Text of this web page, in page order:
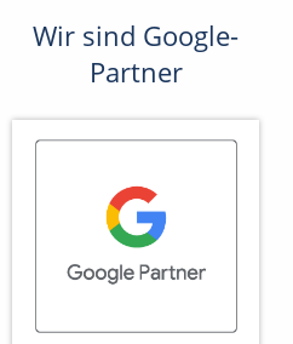
Wir sind Google-
Partner